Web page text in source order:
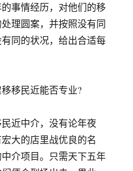
事情经历，对他们的移
理圆案，并按照没有同
同的状况，给出合适每
移民近能否专业?
近中介，没有论年夜
大的店里战优良的名
介项目。只需天下五年